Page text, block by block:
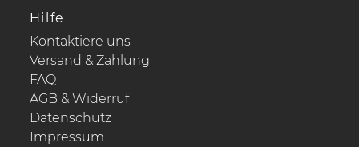
Hilfe
Kontaktiere uns
Versand & Zahlung
FAQ
AGB & Widerruf
Datenschutz
Impressum